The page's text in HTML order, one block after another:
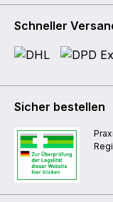
Schneller
Sicher bestellen